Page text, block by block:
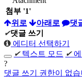
첨부 '1'
위로
아래로 댓
✔댓글 쓰기
에디터 선택하기
✔ 텍스트 모드 ✔
?
댓글 쓰기 권한이 없